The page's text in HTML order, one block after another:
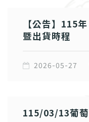
【公告】115
暨出貨時程
2026-05-27
115/03/13葡